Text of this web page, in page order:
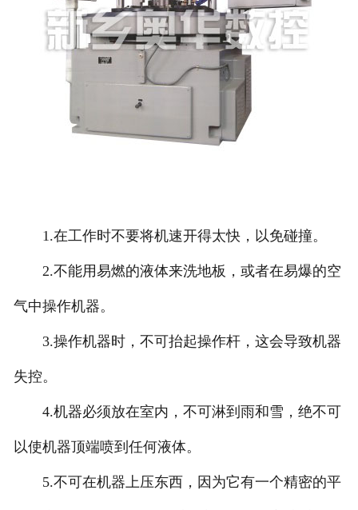
1.在工作时不要将机速开得太快，以免碰撞。
2.不能用易燃的液体来洗地板，或者在易爆的空
气中操作机器。
3.操作机器时，不可抬起操作杆，这会导致机器
失控。
4.机器必须放在室内，不可淋到雨和雪，绝不可
以使机器顶端喷到任何液体。
5.不可在机器上压东西，因为它有一个精密的平